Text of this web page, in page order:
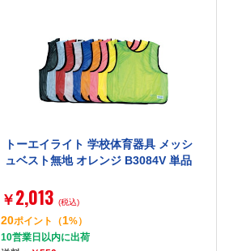
トーエイライト 学校体育器具 メッシ
ュベスト無地 オレンジ B3084V 単品
￥ 2,013 (税込)
20ポイント （1%）
10営業日以内に出荷